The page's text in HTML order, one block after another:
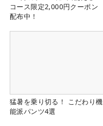
コース限定2,000円クーポン
配布中！
猛暑を乗り切る！ こだわり機
能派パンツ4選